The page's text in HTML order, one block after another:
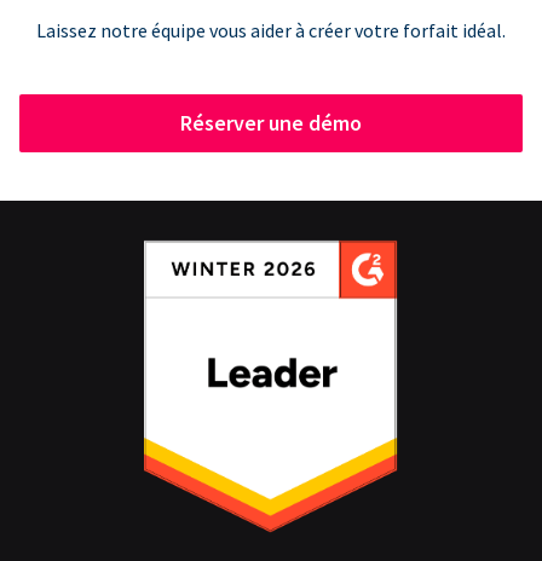
Laissez notre équipe vous aider à créer votre forfait idéal.
Réserver une démo